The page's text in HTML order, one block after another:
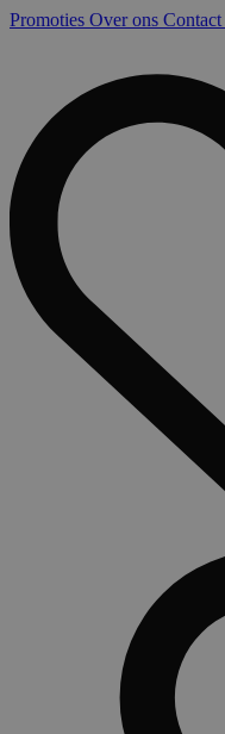
Promoties Over ons Contact